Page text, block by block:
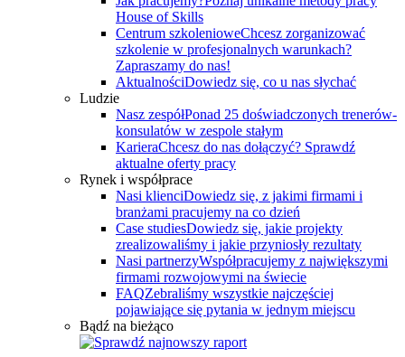
House of Skills
Centrum szkolenioweChcesz zorganizować
szkolenie w profesjonalnych warunkach?
Zapraszamy do nas!
AktualnościDowiedz się, co u nas słychać
Ludzie
Nasz zespółPonad 25 doświadczonych trenerów-
konsulatów w zespole stałym
KarieraChcesz do nas dołączyć? Sprawdź
aktualne oferty pracy
Rynek i współprace
Nasi klienciDowiedz się, z jakimi firmami i
branżami pracujemy na co dzień
Case studiesDowiedz się, jakie projekty
zrealizowaliśmy i jakie przyniosły rezultaty
Nasi partnerzyWspółpracujemy z największymi
firmami rozwojowymi na świecie
FAQZebraliśmy wszystkie najczęściej
pojawiające się pytania w jednym miejscu
Bądź na bieżąco